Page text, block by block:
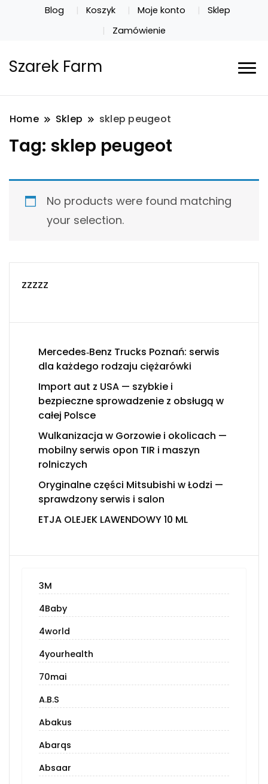
Blog Koszyk Moje konto
Sklep
Zamówienie
Szarek Farm
Home Sklep sklep peugeot
Tag: sklep peugeot
No products were found matching
your selection.
zzzzz
Mercedes‑Benz Trucks Poznań: serwis
dla każdego rodzaju ciężarówki
Import aut z USA — szybkie i
bezpieczne sprowadzenie z obsługą w
całej Polsce
Wulkanizacja w Gorzowie i okolicach —
mobilny serwis opon TIR i maszyn
rolniczych
Oryginalne części Mitsubishi w Łodzi —
sprawdzony serwis i salon
ETJA OLEJEK LAWENDOWY 10 ML
3M
4Baby
4world
4yourhealth
70mai
A.B.S
Abakus
Abarqs
Absaar